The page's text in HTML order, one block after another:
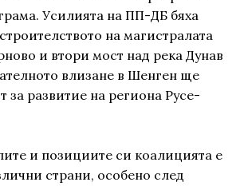
Усилията на ПП-ДБ бяха
на магистралата
и втори мост над река Дунав
влизане в Шенген ще
за развитие на региона Русе-
и позициите си коалицията е
страни, особено след